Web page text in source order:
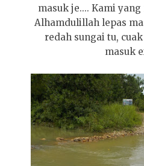
masuk je.... Kami
Alhamdulillah lepas
redah sungai tu,
masuk